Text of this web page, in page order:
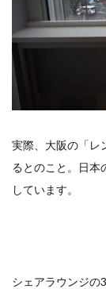
実際、大阪の「レ
るとのこと。日本
しています。
シェアラウンジの